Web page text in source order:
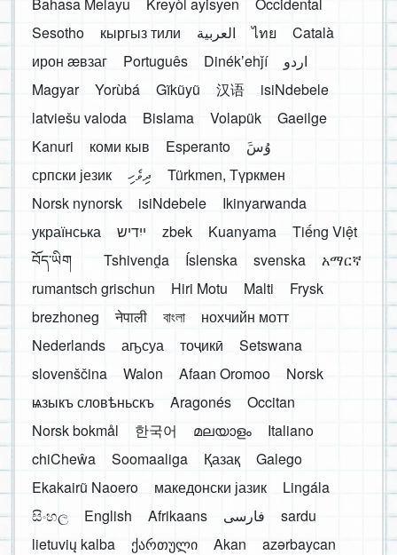
Sesotho
кыргыз тили العربية ไทย
Català
ирон æвзаг
Português Dinékʼehǰí
اردو
Magyar
Yorùbá Gĩkũyũ 汉语
isiNdebele
latviešu valoda
Bislama Volapük
Gaeilge
Kanuri
коми кыв Esperanto
َوُسَ
српски језик
ދިވެހި
Türkmen, Түркмен
Norsk nynorsk
isiNdebele
Ikinyarwanda
українська
ייִדיש zbek Kuanyama
Tiếng Việt
བོད་ཡིག
Tshivenḓa Íslenska svenska
አማርኛ
rumantsch grischun
Hiri Motu Malti
Frysk
brezhoneg
नेपाली বাংলা
нохчийн мотт
Nederlands
аҧсуа тоҷикӣ
Setswana
slovenščina
Walon Afaan Oromoo
Norsk
ѩзыкъ словѣньскъ
Aragonés
Occitan
Norsk bokmål
한국어 മലയാളം
Italiano
chiCheŵa
Soomaaliga Қазақ
Galego
Ekakairũ Naoero
македонски јазик
Lingála
සිංහල
English Afrikaans فارسی
sardu
lietuvių kalba
ქართული Akan
azərbaycan